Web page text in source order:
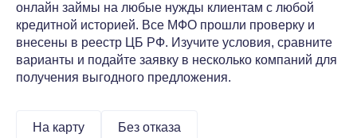
онлайн займы на любые нужды клиентам с любой
кредитной историей. Все МФО прошли проверку и
внесены в реестр ЦБ РФ. Изучите условия, сравните
варианты и подайте заявку в несколько компаний для
получения выгодного предложения.
На карту Без отказа